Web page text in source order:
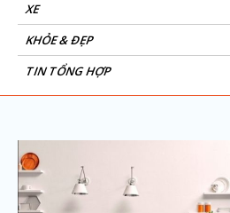
XE
KHỎE & ĐẸP
TIN TỔNG HỢP